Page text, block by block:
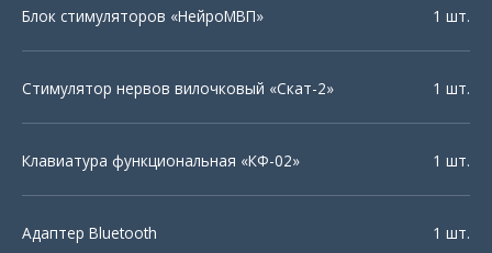
Блок стимуляторов «НейроМВП» 1 шт.
Стимулятор нервов вилочковый «Скат-2» 1 шт.
Клавиатура функциональная «КФ-02» 1 шт.
Адаптер Bluetooth 1 шт.